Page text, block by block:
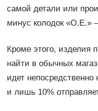
самой детали или
минус колодок «О.Е.»
Кроме этого, изделия
найти в обычных
идет
и лишь 10%